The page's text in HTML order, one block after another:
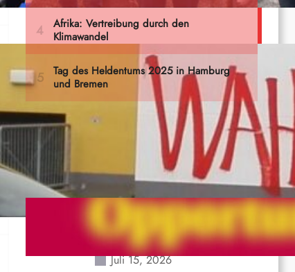
Letzte Dokumente
Nordkoordinierungskomitee (NCC)
der Kommunistischen Partei Indiens
(Maoistisch): Postmoderner
Opportunismus
Juli 15, 2026